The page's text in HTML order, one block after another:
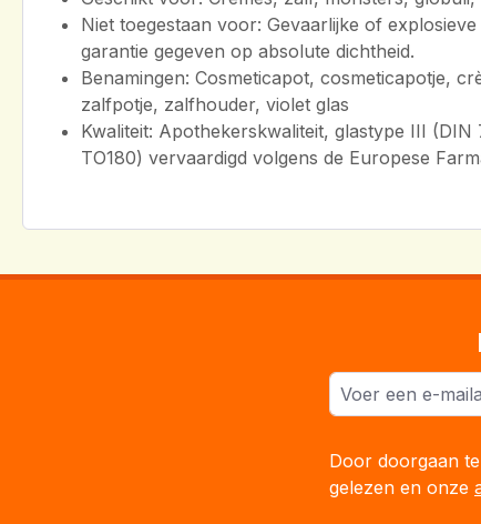
Niet toegestaan voor: Gevaarlijke of
garantie gegeven op absolute dichtheid.
Benamingen: Cosmeticapot, cosmeticapotje,
zalfpotje, zalfhouder, violet glas
Kwaliteit: Apothekerskwaliteit, glastype III
TO180) vervaardigd volgens de Europese
Door doorgaan
gelezen en onze